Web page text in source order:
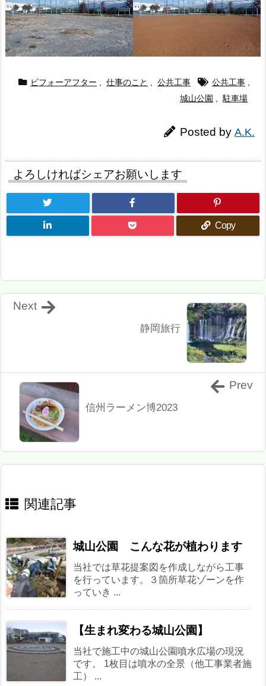
ビフォーアフター , 仕事のこと , 公共工事 公共工事 ,
城山公園 , 駐車場
Posted by A.K.
よろしければシェアお願いします
Copy
静岡旅行
Next
信州ラーメン博2023
Prev
関連記事
城山公園 こんな花が植わります
当社では草花提案図を作成しながら工事
を行っています。３箇所草花ゾーンを作
っていき ...
【生まれ変わる城山公園】
当社で施工中の城山公園噴水広場の現況
です。 1枚目は噴水の全景（他工事業者施
工） ...